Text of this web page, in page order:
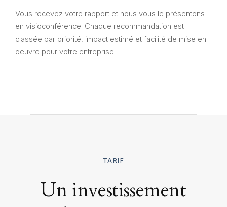
Vous recevez votre rapport et nous vous le présentons
en visioconférence. Chaque recommandation est
classée par priorité, impact estimé et facilité de mise en
oeuvre pour votre entreprise.
TARIF
Un investissement